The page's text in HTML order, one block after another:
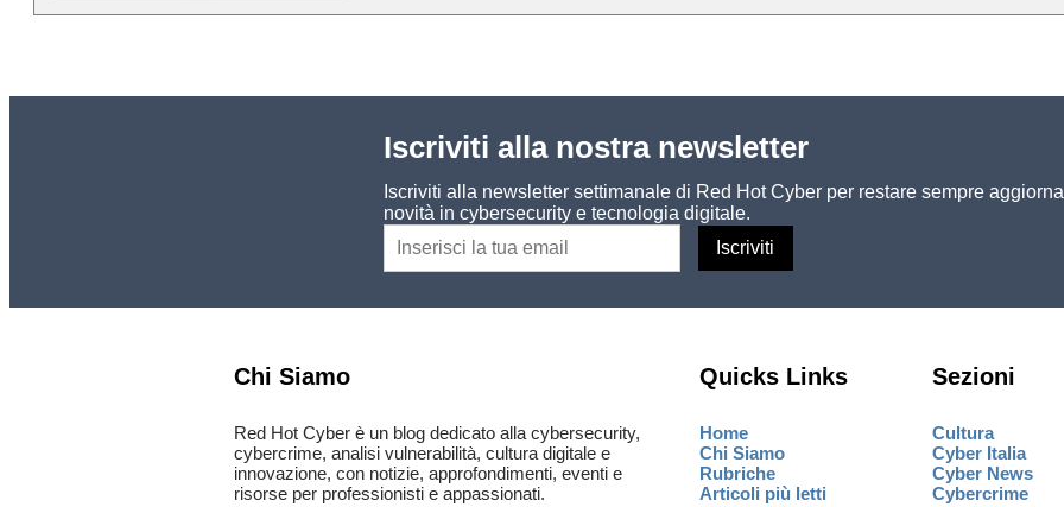
Iscriviti alla nostra newsletter
Iscriviti alla newsletter settimanale di Red Hot Cyber per restare sempre
novità in cybersecurity e tecnologia digitale.
Chi Siamo
Red Hot Cyber è un blog dedicato alla cybersecurity,
cybercrime, analisi vulnerabilità, cultura digitale e
innovazione, con notizie, approfondimenti, eventi e
risorse per professionisti e appassionati.
Quicks Links
Home
Chi Siamo
Rubriche
Articoli più letti
Sezioni
Cultura
Cyber Italia
Cyber News
Cybercrime